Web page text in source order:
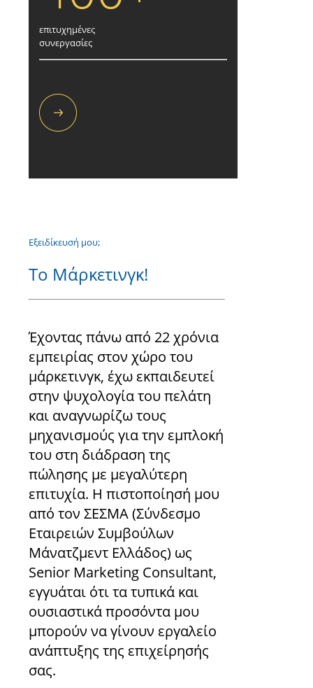
επιτυχημένες
συνεργασίες
Εξειδίκευσή μου;
Το Μάρκετινγκ!
Έχοντας πάνω από 22 χρόνια
εμπειρίας στον χώρο του
μάρκετινγκ, έχω εκπαιδευτεί
στην ψυχολογία του πελάτη
και αναγνωρίζω τους
μηχανισμούς για την εμπλοκή
του στη διάδραση της
πώλησης με μεγαλύτερη
επιτυχία. Η πιστοποίησή μου
από τον ΣΕΣΜΑ (Σύνδεσμο
Εταιρειών Συμβούλων
Μάνατζμεντ Ελλάδος) ως
Senior Marketing Consultant,
εγγυάται ότι τα τυπικά και
ουσιαστικά προσόντα μου
μπορούν να γίνουν εργαλείο
ανάπτυξης της επιχείρησής
σας.